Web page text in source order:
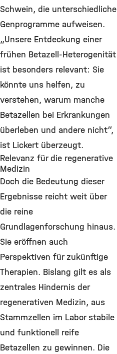
Schwein, die unterschiedliche
Genprogramme aufweisen.
„Unsere Entdeckung einer
frühen Betazell-Heterogenität
ist besonders relevant: Sie
könnte uns helfen, zu
verstehen, warum manche
Betazellen bei Erkrankungen
überleben und andere nicht“,
ist Lickert überzeugt.
Relevanz für die regenerative
Medizin
Doch die Bedeutung dieser
Ergebnisse reicht weit über
die reine
Grundlagenforschung hinaus.
Sie eröffnen auch
Perspektiven für zukünftige
Therapien. Bislang gilt es als
zentrales Hindernis der
regenerativen Medizin, aus
Stammzellen im Labor stabile
und funktionell reife
Betazellen zu gewinnen. Die